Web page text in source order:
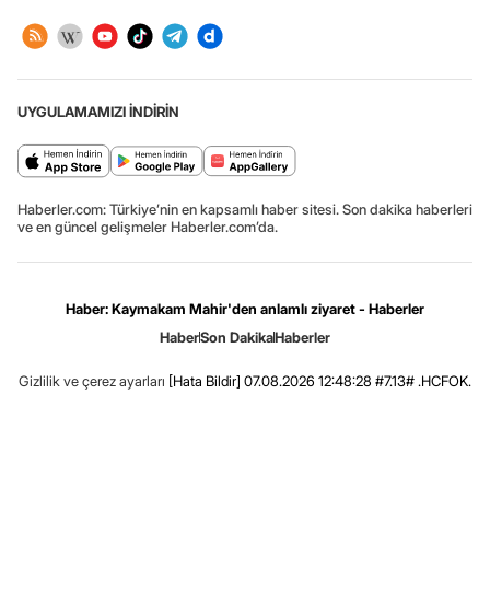
UYGULAMAMIZI İNDİRİN
Haberler.com: Türkiye’nin en kapsamlı haber sitesi. Son dakika haberleri
ve en güncel gelişmeler Haberler.com’da.
Haber: Kaymakam Mahir'den anlamlı ziyaret - Haberler
HaberSon DakikaHaberler
Gizlilik ve çerez ayarları [Hata Bildir] 07.08.2026 12:48:28 #7.13# .HCFOK.